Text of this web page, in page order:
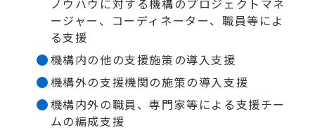
ノウハウに対する機構のプロジェクトマネ
ージャー、コーディネーター、職員等によ
る支援
機構内の他の支援施策の導入支援
機構外の支援機関の施策の導入支援
機構内外の職員、専門家等による支援チー
ムの編成支援